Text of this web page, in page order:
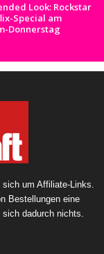
Look: Rockstar
Special am
Donnerstag
um Affiliate-Links.
Bestellungen eine
dadurch nichts.